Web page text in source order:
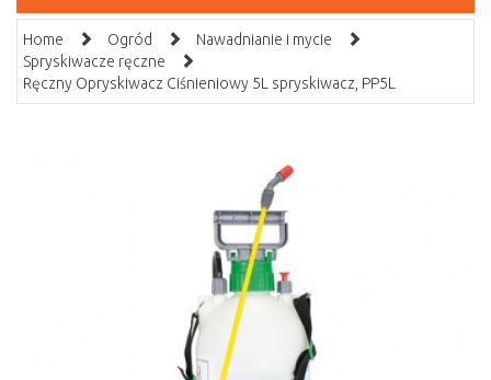
Home Ogród
Nawadnianie i mycie
Spryskiwacze ręczne
Ręczny Opryskiwacz Ciśnieniowy 5L spryskiwacz, PP5L